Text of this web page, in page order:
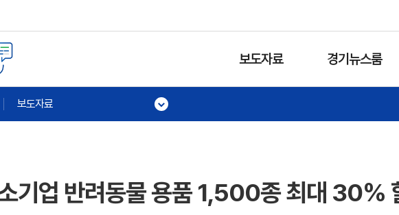
보도자료 경기뉴스룸
보도자료
기업 반려동물 용품 1,500종 최대 30%